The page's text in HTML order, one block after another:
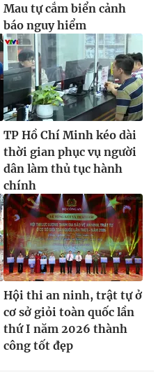
Mau tự cắm biển cảnh
báo nguy hiểm
TP Hồ Chí Minh kéo dài
thời gian phục vụ người
dân làm thủ tục hành
chính
Hội thi an ninh, trật tự ở
cơ sở giỏi toàn quốc lần
thứ I năm 2026 thành
công tốt đẹp